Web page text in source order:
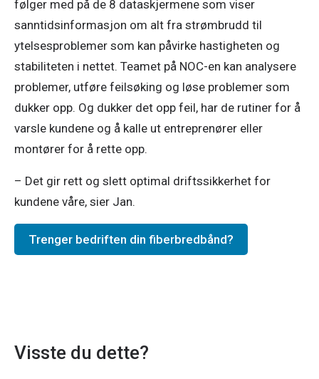
følger med på de 8 dataskjermene som viser
sanntidsinformasjon om alt fra strømbrudd til
ytelsesproblemer som kan påvirke hastigheten og
stabiliteten i nettet. Teamet på NOC-en kan analysere
problemer, utføre feilsøking og løse problemer som
dukker opp. Og dukker det opp feil, har de rutiner for å
varsle kundene og å kalle ut entreprenører eller
montører for å rette opp.
– Det gir rett og slett optimal driftssikkerhet for
kundene våre, sier Jan.
Trenger bedriften din fiberbredbånd?
Visste du dette?